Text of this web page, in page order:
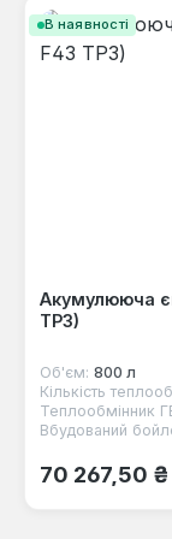
В наявності
Акумулююча
TP3)
Об'єм: 800 л
Кількість
Теплообмінник
Вбудований
Звичайна
70 267,50 ₴